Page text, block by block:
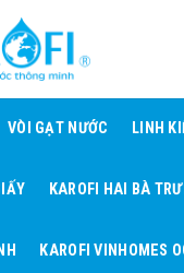
VÒI GẠT NƯỚC LINH
KAROFI HAI BÀ
KAROFI VINHOMES